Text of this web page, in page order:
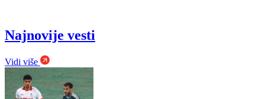
Najnovije vesti
Vidi više